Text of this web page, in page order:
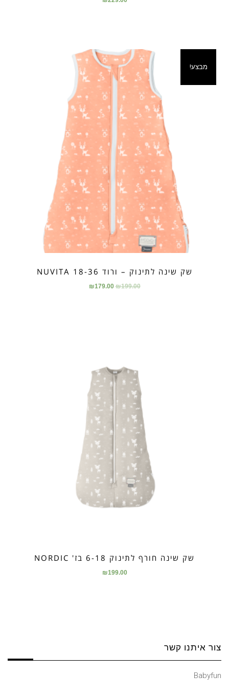
מבצע!
שק שינה לתינוק – ורוד NUVITA 18-36
₪199.00
₪179.00
שק שינה חורף לתינוק 6-18 בז' NORDIC
₪199.00
צור איתנו קשר
Babyfun